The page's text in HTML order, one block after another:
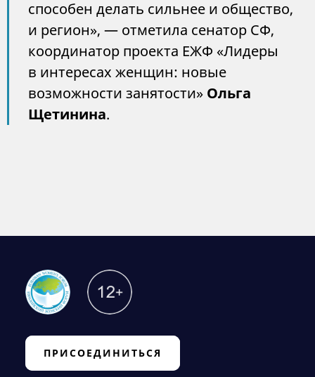
способен делать сильнее и общество,
и регион», — отметила сенатор СФ,
координатор проекта ЕЖФ «Лидеры
в интересах женщин: новые
возможности занятости» Ольга
Щетинина.
ПРИСОЕДИНИТЬСЯ